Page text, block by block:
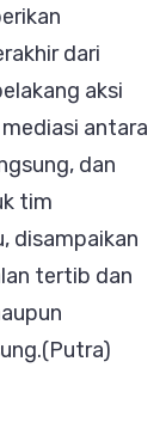
dari
aksi
antara
dan
tim
disampaikan
tertib dan